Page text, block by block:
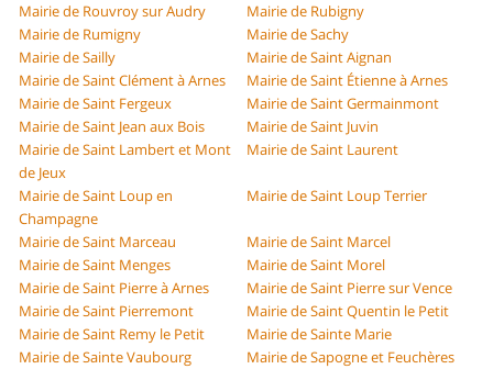
Mairie de Rouvroy sur Audry
Mairie de Rubigny
Mairie de Rumigny
Mairie de Sachy
Mairie de Sailly
Mairie de Saint Aignan
Mairie de Saint Clément à Arnes
Mairie de Saint Étienne à Arnes
Mairie de Saint Fergeux
Mairie de Saint Germainmont
Mairie de Saint Jean aux Bois
Mairie de Saint Juvin
Mairie de Saint Lambert et Mont
de Jeux
Mairie de Saint Laurent
Mairie de Saint Loup en
Champagne
Mairie de Saint Loup Terrier
Mairie de Saint Marceau
Mairie de Saint Marcel
Mairie de Saint Menges
Mairie de Saint Morel
Mairie de Saint Pierre à Arnes
Mairie de Saint Pierre sur Vence
Mairie de Saint Pierremont
Mairie de Saint Quentin le Petit
Mairie de Saint Remy le Petit
Mairie de Sainte Marie
Mairie de Sainte Vaubourg
Mairie de Sapogne et Feuchères